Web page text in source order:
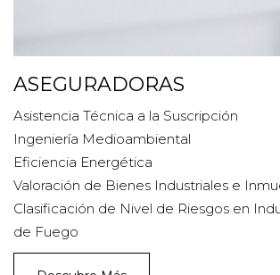
ASEGURADORAS
Asistencia Técnica a la Suscripción
Ingeniería Medioambiental
Eficiencia Energética
Valoración de Bienes Industriales e
Clasificación de Nivel de Riesgos en
de Fuego